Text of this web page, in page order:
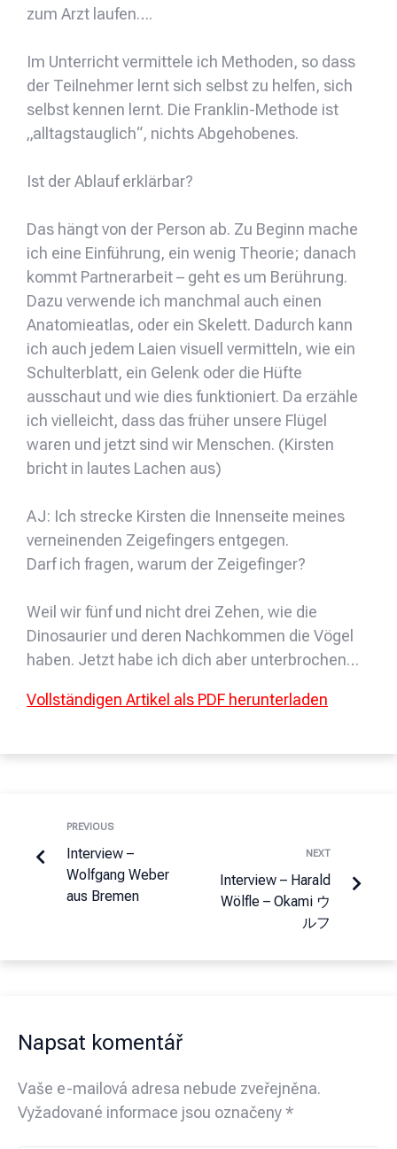
zum Arzt laufen….
Im Unterricht vermittele ich Methoden, so dass
der Teilnehmer lernt sich selbst zu helfen, sich
selbst kennen lernt. Die Franklin-Methode ist
„alltagstauglich“, nichts Abgehobenes.
Ist der Ablauf erklärbar?
Das hängt von der Person ab. Zu Beginn mache
ich eine Einführung, ein wenig Theorie; danach
kommt Partnerarbeit – geht es um Berührung.
Dazu verwende ich manchmal auch einen
Anatomieatlas, oder ein Skelett. Dadurch kann
ich auch jedem Laien visuell vermitteln, wie ein
Schulterblatt, ein Gelenk oder die Hüfte
ausschaut und wie dies funktioniert. Da erzähle
ich vielleicht, dass das früher unsere Flügel
waren und jetzt sind wir Menschen. (Kirsten
bricht in lautes Lachen aus)
AJ: Ich strecke Kirsten die Innenseite meines
verneinenden Zeigefingers entgegen.
Darf ich fragen, warum der Zeigefinger?
Weil wir fünf und nicht drei Zehen, wie die
Dinosaurier und deren Nachkommen die Vögel
haben. Jetzt habe ich dich aber unterbrochen…
Vollständigen Artikel als PDF herunterladen
PREVIOUS
Interview –
Wolfgang Weber
aus Bremen
NEXT
Interview – Harald
Wölfle – Okami ウ
ルフ
Napsat komentář
Vaše e-mailová adresa nebude zveřejněna.
Vyžadované informace jsou označeny*